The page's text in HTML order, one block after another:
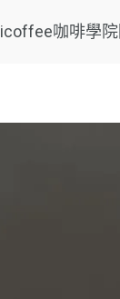
icoffee咖啡學院